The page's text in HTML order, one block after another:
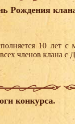
Рождения
10 лет с
членов клана с
конкурса.